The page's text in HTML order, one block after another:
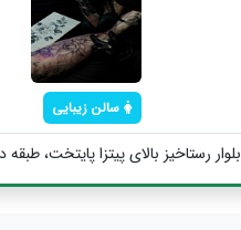
سالن زیبایی
بلوار رستاخیز بالای پیتزا پایتخت، طبقه